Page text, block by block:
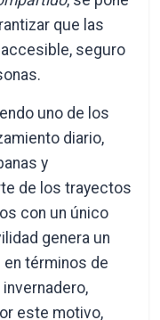
que las
seguro
uno de los
diario,
y
de los trayectos
con un único
genera un
términos de
este motivo,